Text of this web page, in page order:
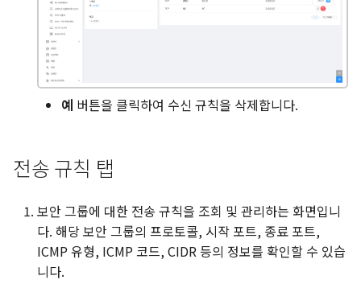
예 버튼을 클릭하여 수신 규칙을 삭제합니다.
전송 규칙 탭
보안 그룹에 대한 전송 규칙을 조회 및 관리하는 화면입니
다. 해당 보안 그룹의 프로토콜, 시작 포트, 종료 포트,
ICMP 유형, ICMP 코드, CIDR 등의 정보를 확인할 수 있습
니다.